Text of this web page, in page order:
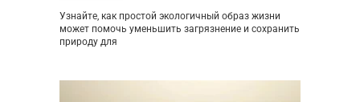
Узнайте, как простой экологичный образ жизни
может помочь уменьшить загрязнение и сохранить
природу для